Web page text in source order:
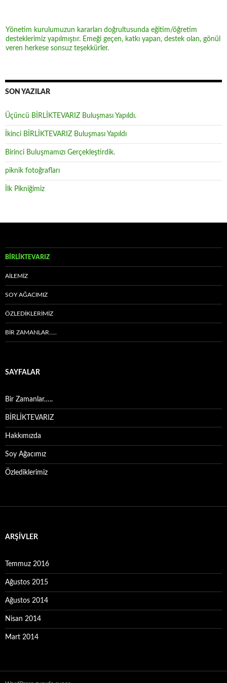
Yönetim kurulumuzun kararları doğrultusunda eğitim/öğretim
desteklerimiz yapılmıştır. Emeği geçen, katkı yapan, destek olan, gönül
veren herkese sonsuz teşekkürler.
SON YAZILAR
Üçüncü BİRLİKTEVARIZ Buluşması Yapıldı.
İkinci BİRLİKTEVARIZ Buluşması Yapıldı
Birinci Buluşmamızı Gerçekleştirdik.
piknik fotoğrafları
İlk Pikniğimiz
BİRLİKTEVARIZ
AİLEMİZ
SOY AĞACIMIZ
ÖZLEDIKLERIMIZ
BIR ZAMANLAR…..
SAYFALAR
Bir Zamanlar…..
BİRLİKTEVARIZ
Hakkımızda
Soy Ağacımız
Özlediklerimiz
ARŞIVLER
Temmuz 2016
Ağustos 2015
Ağustos 2014
Nisan 2014
Mart 2014